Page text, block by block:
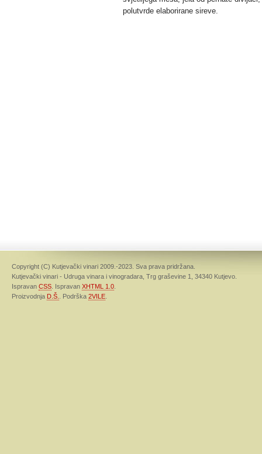
polutvrde elaborirane sireve.
Copyright (C) Kutjevački vinari 2009.-2023. Sva prava pridržana.
Kutjevački vinari - Udruga vinara i vinogradara, Trg graševine 1, 34340 Kutjevo.
Ispravan CSS . Ispravan XHTML 1.0
Proizvodnja D.Š. . Podrška 2VILE